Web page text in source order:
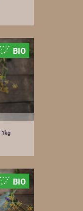
1kg
BIO
BIO